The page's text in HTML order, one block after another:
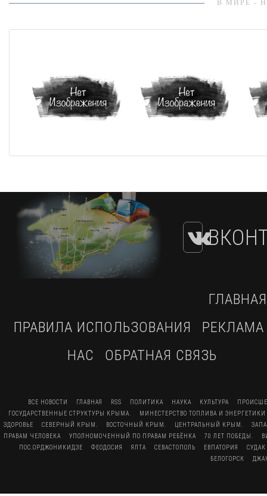
В МИРЕ -
ГЛАВНАЯ
ПРАВИЛА ИСПОЛЬЗОВАНИЯ
РЕКЛАМА
НАС
ОБРАТНАЯ СВЯЗЬ
ВСЕ НОВОСТИ ГЛАВНАЯ RSS ПОЛИТИКА НАУКА КУЛЬТУРА
ГОСУДАРСТВЕННЫЕ СТРУКТУРЫ КРЫМА.
МИНЕСТЕРСТВО ТОПЛИВА И
ЗДОРОВЬЕ
СЕВЕРНЫЙ КРЫМ. ВОСТОЧНЫЙ КРЫМ. ЦЕНТРАЛЬНЫЙ КРЫМ.
ПРАВАМ ЧЕЛОВЕКА
УПОЛНОМОЧЕННЫЙ ПО ПРАВАМ РЕБЁНКА 70 ЛЕТ ПОБЕДЫ.
ПОС.ОРДЖОНИКИДЗЕ
ФЕОДОСИЯ ЯЛТА СЕВАСТОПОЛЬ ЕВПАТОРИЯ
СУДАК
БЕЛОГОРСК